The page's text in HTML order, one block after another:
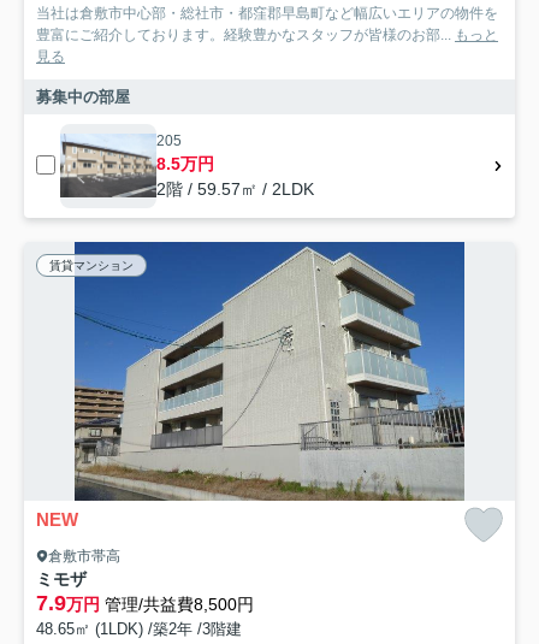
当社は倉敷市中心部・総社市・都窪郡早島町など幅広いエリアの物件を
豊富にご紹介しております。経験豊かなスタッフが皆様のお部...
もっと
見る
募集中の部屋
205
8.5万円
2階 / 59.57㎡ / 2LDK
賃貸マンション
NEW
倉敷市帯高
ミモザ
7.9万円 管理/共益費8,500円
48.65㎡ (1LDK) /築2年 /3階建